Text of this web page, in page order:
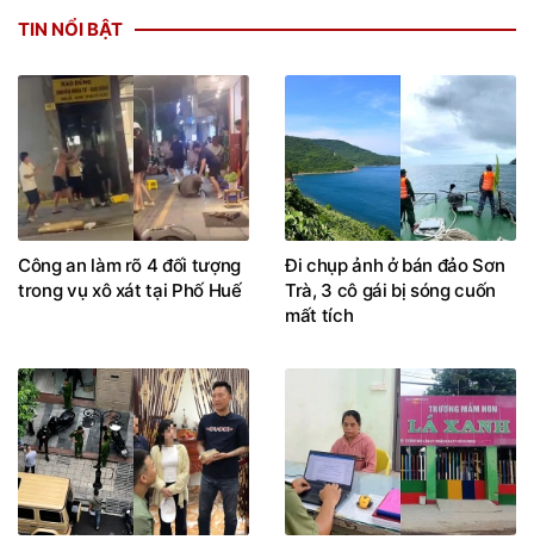
TIN NỔI BẬT
Công an làm rõ 4 đối tượng
trong vụ xô xát tại Phố Huế
Đi chụp ảnh ở bán đảo Sơn
Trà, 3 cô gái bị sóng cuốn
mất tích